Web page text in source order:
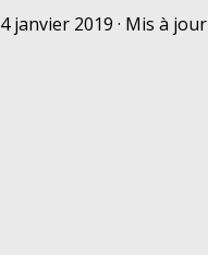
4 janvier 2019 · Mis à jour